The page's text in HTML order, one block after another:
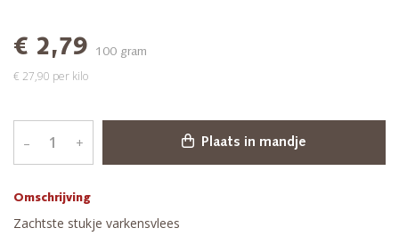
Omschrijving
Zachtste stukje varkensvlees
€ 2,79 100 gram
€ 27,90 per kilo
– + Plaats in mandje